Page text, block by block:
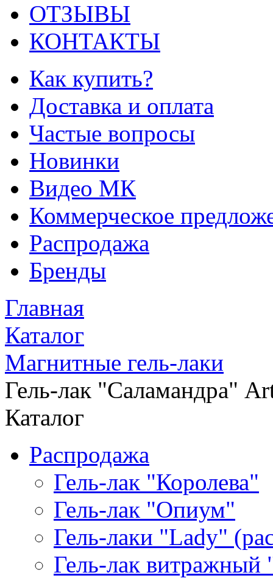
ОТЗЫВЫ
КОНТАКТЫ
Как купить?
Доставка и оплата
Частые вопросы
Новинки
Видео МК
Коммерческое
Распродажа
Бренды
Главная
Каталог
Магнитные гель-лаки
Гель-лак "Саламандра"
Каталог
Распродажа
Гель-лак "Королева"
Гель-лак "Опиум"
Гель-лаки "Lady"
Гель-лак витражный